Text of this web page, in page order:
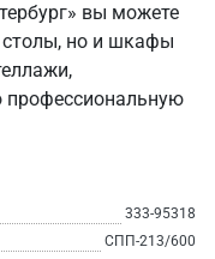
вы можете
столы, но и шкафы
профессиональную
333-95318
СПП-213/600